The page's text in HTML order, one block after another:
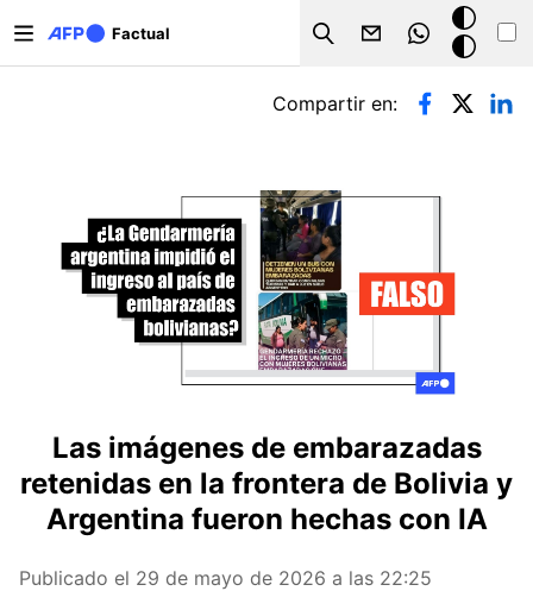
Factual
Search
Modo
oscuro
Solapas principales
Compartir en:
Las imágenes de embarazadas
retenidas en la frontera de Bolivia y
Argentina fueron hechas con IA
Publicado el 29 de mayo de 2026 a las 22:25